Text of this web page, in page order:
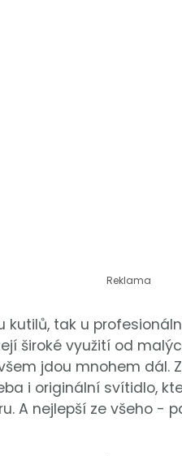
Reklama
kutilů, tak u
široké využití od
jdou mnohem dál.
i originální svítidlo,
A nejlepší ze všeho -